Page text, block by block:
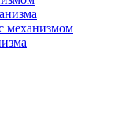
механизмом